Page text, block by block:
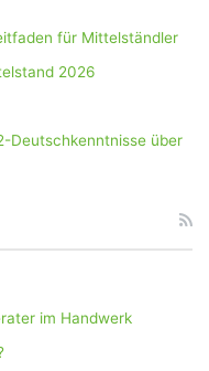
für Mittelständler
2026
Deutschkenntnisse über
im Handwerk